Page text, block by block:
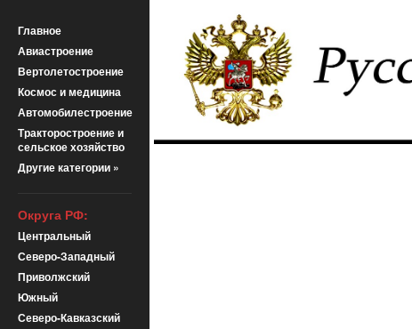
Главное
Авиастроение
Вертолетостроение
Космос и медицина
Автомобилестроение
Тракторостроение и
сельское хозяйство
Другие категории »
Округа РФ:
Центральный
Северо-Западный
Приволжский
Южный
Северо-Кавказский